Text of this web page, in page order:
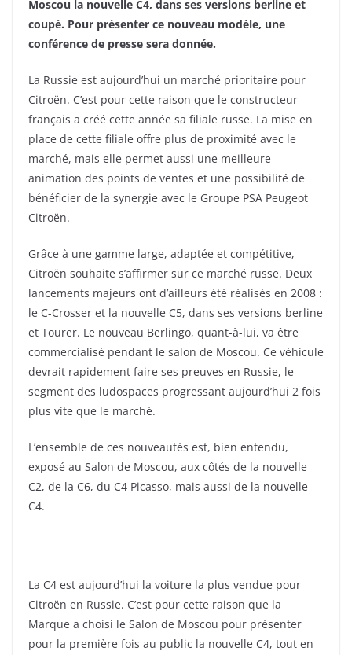
Moscou la nouvelle C4, dans ses versions berline et
coupé. Pour présenter ce nouveau modèle, une
conférence de presse sera donnée.
La Russie est aujourd’hui un marché prioritaire pour
Citroën. C’est pour cette raison que le constructeur
français a créé cette année sa filiale russe. La mise en
place de cette filiale offre plus de proximité avec le
marché, mais elle permet aussi une meilleure
animation des points de ventes et une possibilité de
bénéficier de la synergie avec le Groupe PSA Peugeot
Citroën.
Grâce à une gamme large, adaptée et compétitive,
Citroën souhaite s’affirmer sur ce marché russe. Deux
lancements majeurs ont d’ailleurs été réalisés en 2008 :
le C-Crosser et la nouvelle C5, dans ses versions berline
et Tourer. Le nouveau Berlingo, quant-à-lui, va être
commercialisé pendant le salon de Moscou. Ce véhicule
devrait rapidement faire ses preuves en Russie, le
segment des ludospaces progressant aujourd’hui 2 fois
plus vite que le marché.
L’ensemble de ces nouveautés est, bien entendu,
exposé au Salon de Moscou, aux côtés de la nouvelle
C2, de la C6, du C4 Picasso, mais aussi de la nouvelle
C4.
La C4 est aujourd’hui la voiture la plus vendue pour
Citroën en Russie. C’est pour cette raison que la
Marque a choisi le Salon de Moscou pour présenter
pour la première fois au public la nouvelle C4, tout en